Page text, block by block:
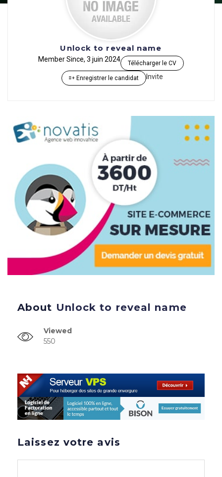
Unlock to reveal name
Member Since, 3 juin 2024 Télécharger le CV
Enregistrer le candidat Invite
About Unlock to reveal name
Viewed
550
Laissez votre avis